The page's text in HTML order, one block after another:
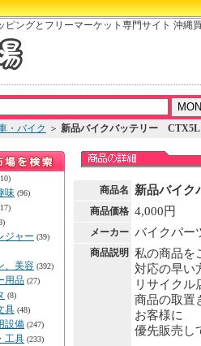
ピングとフリーマーケット専門サイト 沖縄
・バイク ＞ 新品バイクバッテリー CTX5L
味 (96)
ジャー (39)
、美容 (392)
用品 (27)
(8)
具 (48)
設備 (247)
工具 (233)
商品名 新品バイ
商品価格 4,000円
メーカー バイクパー
商品説明
私の商品を
対応の早い
リサイクル
商品の取置
お客様に
優先販売し